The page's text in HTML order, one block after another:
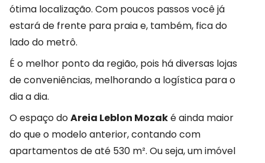
ótima localização. Com poucos passos você já
estará de frente para praia e, também, fica do
lado do metrô.
É o melhor ponto da região, pois há diversas lojas
de conveniências, melhorando a logística para o
dia a dia.
O espaço doAreia Leblon Mozaké ainda maior
do que o modelo anterior, contando com
apartamentos de até 530 m². Ou seja, um imóvel